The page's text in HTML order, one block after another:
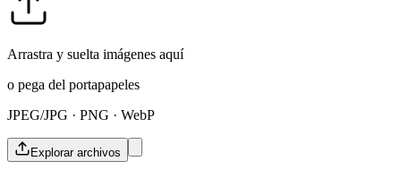
Arrastra y suelta imágenes aquí
o pega del portapapeles
JPEG/JPG · PNG · WebP
Explorar archivos